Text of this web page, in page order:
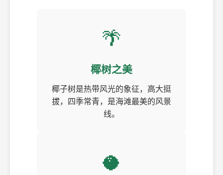
🌴
椰树之美
椰子树是热带风光的象征，高大挺
拔，四季常青，是海滩最美的风景
线。
🥥